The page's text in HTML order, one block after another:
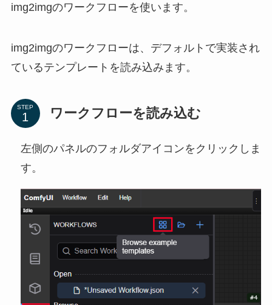
img2imgのワークフローを使います。
img2imgのワークフローは、デフォルトで実装され
ているテンプレートを読み込みます。
STEP ワークフローを読み込む
左側のパネルのフォルダアイコンをクリックしま
す。